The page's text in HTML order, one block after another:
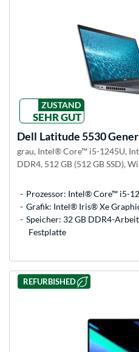
ZUSTAND
SEHR GUT
Dell Latitude 5530
grau, Intel® Core™ i5-1245U,
DDR4, 512 GB (512 GB SSD),
Prozessor: Intel® Core™ i5-
Grafik: Intel® Iris® Xe
Speicher: 32 GB DDR4-
Festplatte
REFURBISHED